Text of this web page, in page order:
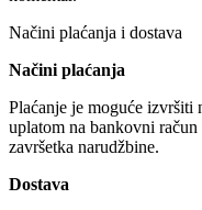
Načini plaćanja i dostava
Načini plaćanja
Plaćanje je moguće izvršiti
uplatom na bankovni
završetka narudžbine.
Dostava